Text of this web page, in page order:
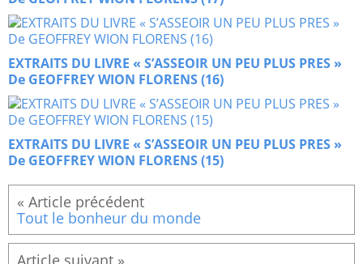
EXTRAITS DU LIVRE « S’ASSEOIR UN PEU PLUS PRES »
De GEOFFREY WION FLORENS (16)
EXTRAITS DU LIVRE « S’ASSEOIR UN PEU PLUS PRES »
De GEOFFREY WION FLORENS (15)
Tout le bonheur du monde